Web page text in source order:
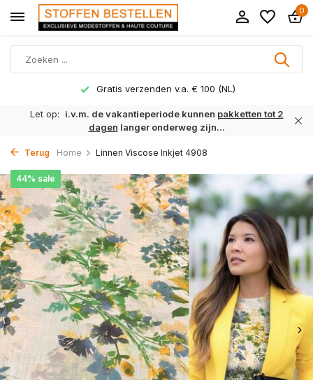
0
Gratis verzenden v.a. € 100 (NL)
Let op: i.v.m. de vakantieperiode kunnen pakketten tot 2
dagen langer onderweg zijn...
Terug Home Linnen Viscose Inkjet 4908
44% sale